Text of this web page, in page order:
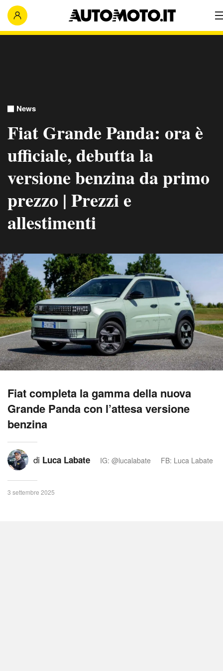
News
Fiat Grande Panda: ora è
ufficiale, debutta la
versione benzina da primo
prezzo | Prezzi e
allestimenti
Fiat completa la gamma della nuova
Grande Panda con l’attesa versione
benzina
di Luca Labate IG: @lucalabate FB: Luca Labate
3 settembre 2025